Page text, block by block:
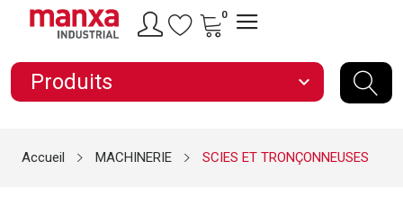
0
Produits expand_more
Accueil MACHINERIE SCIES ET TRONÇONNEUSES